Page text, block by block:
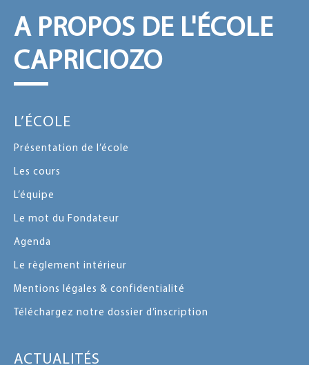
A PROPOS DE L'ÉCOLE
CAPRICIOZO
L’ÉCOLE
Présentation de l’école
Les cours
L’équipe
Le mot du Fondateur
Agenda
Le règlement intérieur
Mentions légales & confidentialité
Téléchargez notre dossier d’inscription
ACTUALITÉS